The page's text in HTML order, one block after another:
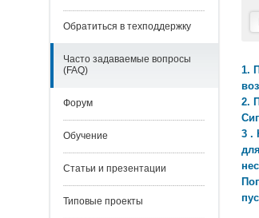
Обратиться в техподдержку
Часто задаваемые вопросы
(FAQ)
Форум
Обучение
Статьи и презентации
Типовые проекты
1.
2.
3 .